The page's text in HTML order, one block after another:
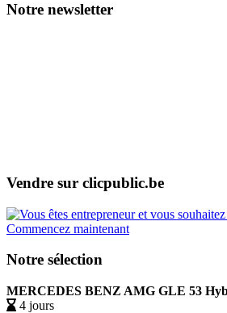
Notre newsletter
Vendre sur clicpublic.be
Commencez maintenant
Notre sélection
MERCEDES BENZ AMG GLE 53
4 jours